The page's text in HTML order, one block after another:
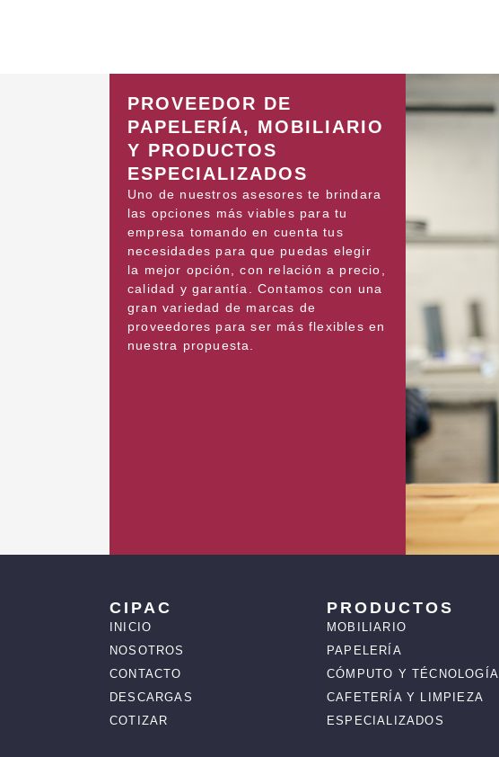
PROVEEDOR DE
PAPELERÍA, MOBILIARIO
Y PRODUCTOS
ESPECIALIZADOS
Uno de nuestros asesores te brindara
las opciones más viables para tu
empresa tomando en cuenta tus
necesidades para que puedas elegir
la mejor opción, con relación a precio,
calidad y garantía. Contamos con una
gran variedad de marcas de
proveedores para ser más flexibles en
nuestra propuesta.
CIPAC
INICIO
NOSOTROS
CONTACTO
DESCARGAS
COTIZAR
PRODUCTOS
MOBILIARIO
PAPELERÍA
CÓMPUTO Y TÉCNOLOGÍA
CAFETERÍA Y LIMPIEZA
ESPECIALIZADOS